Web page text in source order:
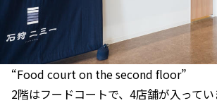
“Food court on the second floor”
2階はフードコートで、4店舗が入ってい